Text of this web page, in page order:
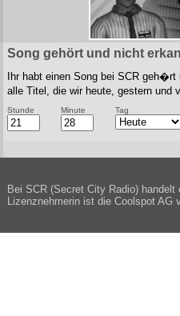
Song gehört und nicht
Ihr habt einen Song bei SCR
alle Titel, die wir heute, gestern
Stunde Minute Tag
Bei SCR (Secret City Radio)
Lizenznehmerin ist die Coolspot AG